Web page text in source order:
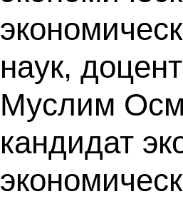
наук,
Муслим
кандидат